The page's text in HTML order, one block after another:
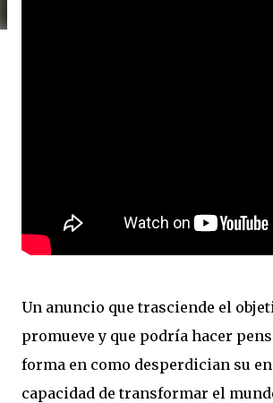
Un anuncio que trasciende el
promueve y que podría hacer
forma en como desperdician su
capacidad de transformar el